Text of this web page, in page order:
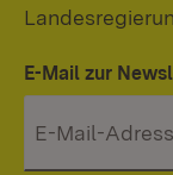
E-Mail zur